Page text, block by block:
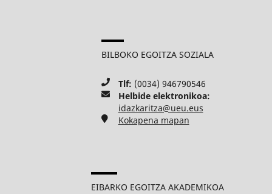
BILBOKO EGOITZA SOZIALA
Tlf: (0034) 946790546
Helbide elektronikoa:
idazkaritza@ueu.eus
Kokapena mapan
EIBARKO EGOITZA AKADEMIKOA